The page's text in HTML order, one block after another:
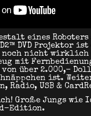
eines
D2™ DVD Projektor
nicht wirklich
mit
über 2.000,-
ist.
Radio, USB &
Große Jungs wie
Edition.